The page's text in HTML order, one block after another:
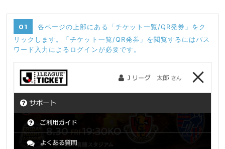
01
各ページの上部にある「チケット一覧/QR発券」をク
リックします。「チケット一覧/QR発券」を閲覧するにはパス
ワード入力によるログインが必要です。